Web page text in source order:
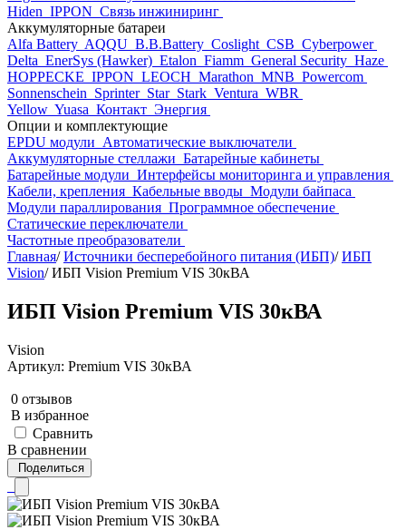
Hiden IPPON Связь инжиниринг
Аккумуляторные батареи
Alfa Battery AQQU B.B.Battery Coslight CSB Cyberpower
Delta EnerSys (Hawker) Etalon Fiamm General Security Haze
HOPPECKE IPPON LEOCH Marathon MNB Powercom
Sonnenschein Sprinter Star Stark Ventura WBR
Yellow Yuasa Контакт Энергия
Опции и комплектующие
EPDU модули Автоматические выключатели
Аккумуляторные стеллажи Батарейные кабинеты
Батарейные модули Интерфейсы мониторинга и управления
Кабели, крепления Кабельные вводы Модули байпаса
Модули параллирования Программное обеспечение
Статические переключатели
Частотные преобразователи
Главная/ Источники бесперебойного питания (ИБП)/ ИБП
Vision/ ИБП Vision Premium VIS 30кВА
ИБП Vision Premium VIS 30кВА
Vision
Артикул: Premium VIS 30кВА
0 отзывов
В избранное
Сравнить
В сравнении
Поделиться